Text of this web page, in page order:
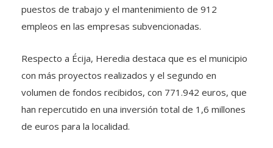
puestos de trabajo y el mantenimiento de 912
empleos en las empresas subvencionadas.
Respecto a Écija, Heredia destaca que es el municipio
con más proyectos realizados y el segundo en
volumen de fondos recibidos, con 771.942 euros, que
han repercutido en una inversión total de 1,6 millones
de euros para la localidad.